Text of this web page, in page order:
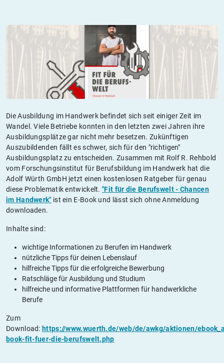
Die Ausbildung im Handwerk befindet sich seit einiger Zeit im
Wandel. Viele Betriebe konnten in den letzten zwei Jahren ihre
Ausbildungsplätze gar nicht mehr besetzen. Zukünftigen
Auszubildenden fällt es schwer, sich für den "richtigen"
Ausbildungsplatz zu entscheiden. Zusammen mit Rolf R. Rehbold
vom Forschungsinstitut für Berufsbildung im Handwerk hat die
Adolf Würth GmbH jetzt einen kostenlosen Ratgeber für genau
diese Problematik entwickelt."Fit für die Berufswelt - Chancen
im Handwerk" ist ein E-Book und lässt sich ohne Anmeldung
downloaden.
Inhalte sind:
wichtige Informationen zu Berufen im Handwerk
nützliche Tipps für deinen Lebenslauf
hilfreiche Tipps für die erfolgreiche Bewerbung
Ratschläge für Ausbildung und Studium
hilfreiche und informative Plattformen für handwerkliche
Berufe
Zum
Download: https://www.wuerth.de/web/de/awkg/aktionen/
book-fit-fuer-die-berufswelt.php